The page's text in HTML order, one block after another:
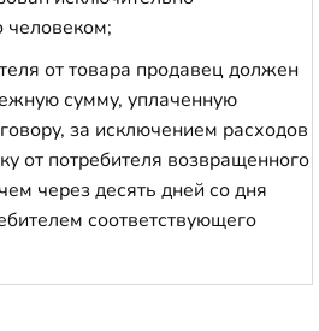
человеком;
от товара продавец должен
сумму, уплаченную
за исключением расходов
от потребителя возвращенного
через десять дней со дня
соответствующего